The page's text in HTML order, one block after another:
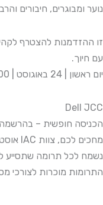
נוער ומבוגרים, חיבורים
זו ההזדמנות להצטרף
עם חיוך.
יום ראשון | 24 באוגוסט | 16:00
Dell JCC
הכניסה חופשית –
מחכים לכם, צוות IAC אוסטין 💙
נשמח לכל תרומה שתסייע
התרומות מוכרות לצורכי